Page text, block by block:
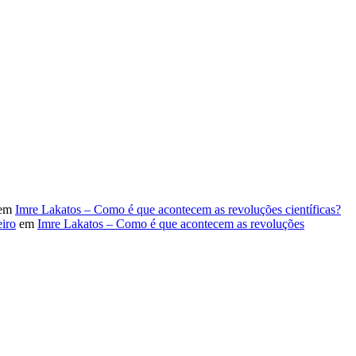
Imre Lakatos – Como é que acontecem as revoluções científicas?
em Imre Lakatos – Como é que acontecem as revoluções